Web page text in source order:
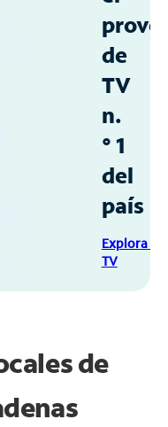
de
TV
n.
° 1
del
país
Explora
TV
de